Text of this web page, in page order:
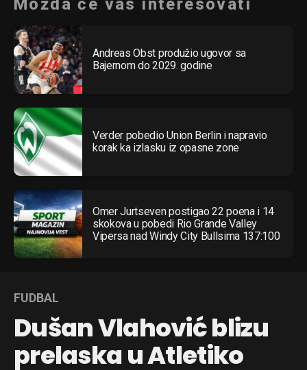
Možda će vas interesovati
Andreas Obst produžio ugovor sa
Bajernom do 2029. godine
Verder pobedio Union Berlin i napravio
korak ka izlasku iz opasne zone
Omer Jurtseven postigao 22 poena i 14
skokova u pobedi Rio Grande Valley
Vipersa nad Windy City Bullsima 137:100
FUDBAL
Dušan Vlahović blizu
prelaska u Atletiko